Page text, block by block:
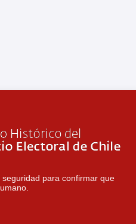
para confirmar que